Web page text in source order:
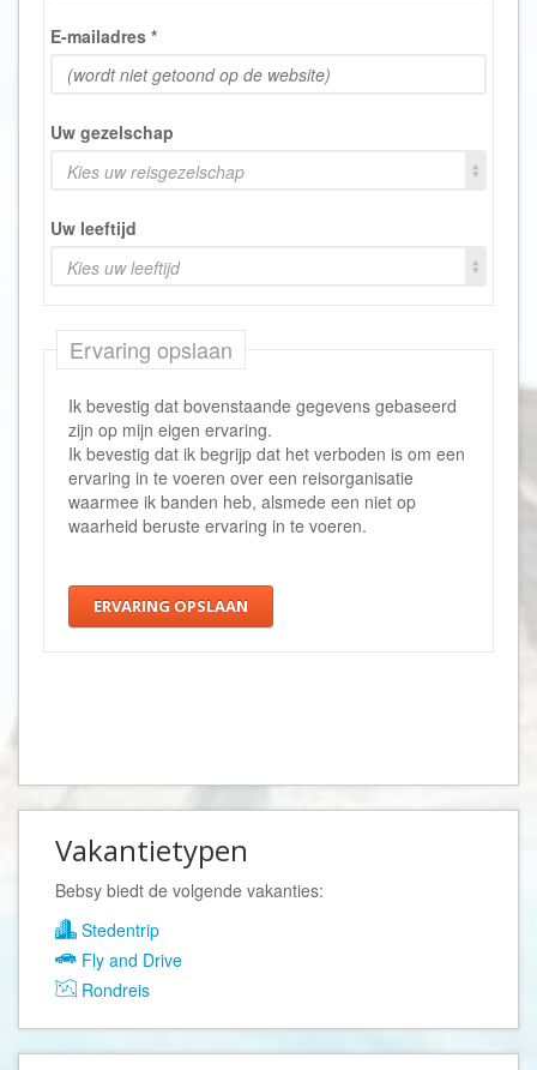
E-mailadres *
Uw gezelschap
Kies uw reisgezelschap
Uw leeftijd
Kies uw leeftijd
Ervaring opslaan
Ik bevestig dat bovenstaande gegevens gebaseerd
zijn op mijn eigen ervaring.
Ik bevestig dat ik begrijp dat het verboden is om een
ervaring in te voeren over een reisorganisatie
waarmee ik banden heb, alsmede een niet op
waarheid beruste ervaring in te voeren.
ERVARING OPSLAAN
Vakantietypen
Bebsy biedt de volgende vakanties:
Stedentrip
Fly and Drive
Rondreis